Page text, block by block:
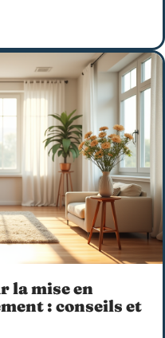
la mise en
: conseils et